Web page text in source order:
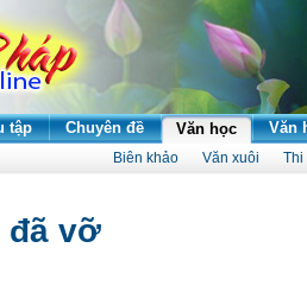
tập Chuyên đề Văn học Văn
Biên khảo Văn xuôi Thi
đã vỡ